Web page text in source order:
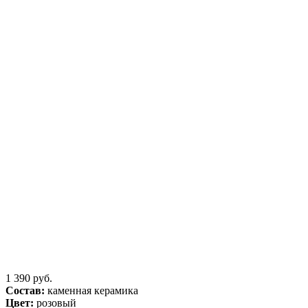
1 390 руб.
Состав: каменная керамика
Цвет: розовый